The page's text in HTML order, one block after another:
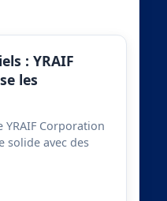
: YRAIF
les
Corporation
solide avec des